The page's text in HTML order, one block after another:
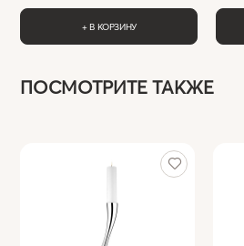
+ В КОРЗИНУ
ПОСМОТРИТЕ ТАКЖЕ